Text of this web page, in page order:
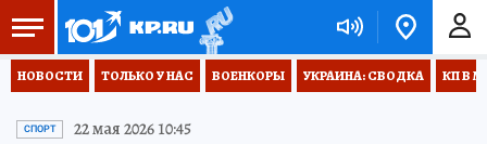
НОВОСТИ ТОЛЬКО У НАС ВОЕНКОРЫ УКРАИНА: СВОДКА КП В
СПОРТ 22 мая 2026 10:45